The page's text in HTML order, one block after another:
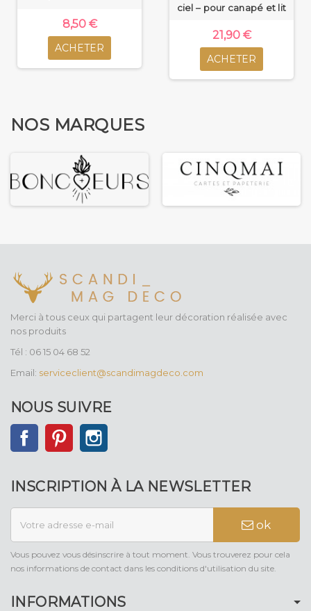
8,50 €
ACHETER
ciel – pour canapé et lit
21,90 €
ACHETER
NOS MARQUES
Merci à tous ceux qui partagent leur décoration réalisée avec
nos produits
Tél : 06 15 04 68 52
Email: serviceclient@scandimagdeco.com
NOUS SUIVRE
FacebookPinterest
INSCRIPTION À LA NEWSLETTER
ok
Vous pouvez vous désinscrire à tout moment. Vous trouverez pour cela
nos informations de contact dans les conditions d'utilisation du site.
INFORMATIONS